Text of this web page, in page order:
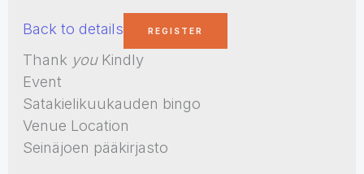
Back to details
Thank youKindly
Event
Satakielikuukauden bingo
Venue Location
Seinäjoen pääkirjasto